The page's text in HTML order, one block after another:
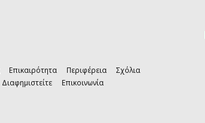
Επικαιρότητα Περιφέρεια
Σχόλια
Διαφημιστείτε Επικοινωνία